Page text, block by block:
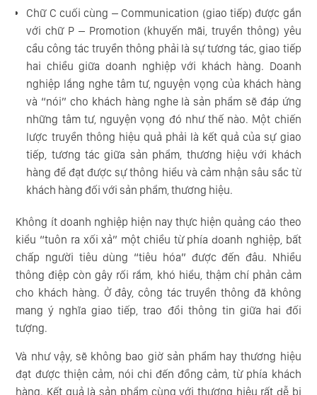
Chữ C cuối cùng – Communication (giao tiếp) được gắn
với chữ P – Promotion (khuyến mãi, truyền thông) yêu
cầu công tác truyền thông phải là sự tương tác, giao tiếp
hai chiều giữa doanh nghiệp với khách hàng. Doanh
nghiệp lắng nghe tâm tư, nguyện vọng của khách hàng
và “nói” cho khách hàng nghe là sản phẩm sẽ đáp ứng
những tâm tư, nguyện vọng đó như thế nào. Một chiến
lược truyền thông hiệu quả phải là kết quả của sự giao
tiếp, tương tác giữa sản phẩm, thương hiệu với khách
hàng để đạt được sự thông hiểu và cảm nhận sâu sắc từ
khách hàng đối với sản phẩm, thương hiệu.
Không ít doanh nghiệp hiện nay thực hiện quảng cáo theo
kiểu “tuôn ra xối xả” một chiều từ phía doanh nghiệp, bất
chấp người tiêu dùng “tiêu hóa” được đến đâu. Nhiều
thông điệp còn gây rối rắm, khó hiểu, thậm chí phản cảm
cho khách hàng. Ở đây, công tác truyền thông đã không
mang ý nghĩa giao tiếp, trao đổi thông tin giữa hai đối
tượng.
Và như vậy, sẽ không bao giờ sản phẩm hay thương hiệu
đạt được thiện cảm, nói chi đến đồng cảm, từ phía khách
hàng. Kết quả là sản phẩm cùng với thương hiệu rất dễ bị